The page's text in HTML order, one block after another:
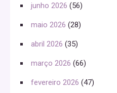
junho 2026 (56)
maio 2026 (28)
abril 2026 (35)
março 2026 (66)
fevereiro 2026 (47)